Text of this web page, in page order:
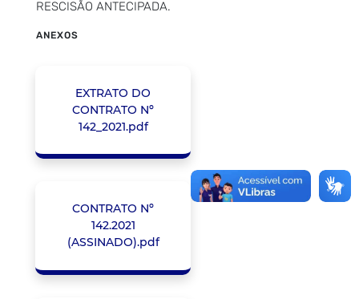
RESCISÃO ANTECIPADA.
ANEXOS
EXTRATO DO
CONTRATO Nº
142_2021.pdf
CONTRATO Nº
142.2021
(ASSINADO).pdf